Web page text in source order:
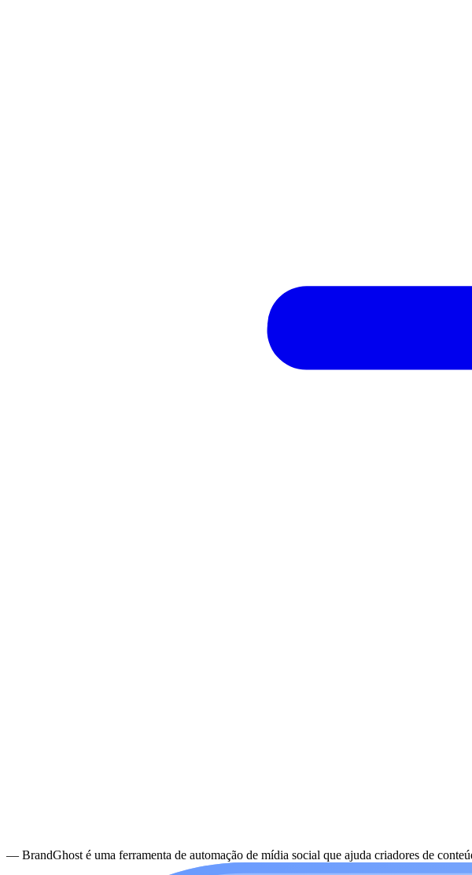
— BrandGhost é uma ferramenta de automação de mídia social que ajuda criadores de